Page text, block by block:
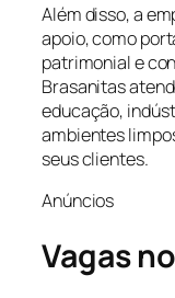
Além disso, a
apoio, como
patrimonial e
Brasanitas
educação,
ambientes
seus clientes.
Anúncios
Vagas